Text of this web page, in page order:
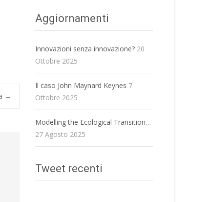
→
Aggiornamenti
Innovazioni senza innovazione? 20
Ottobre 2025
Il caso John Maynard Keynes 7
Ottobre 2025
Modelling the Ecological Transition…
27 Agosto 2025
Tweet recenti